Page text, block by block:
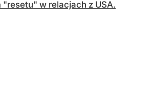
w relacjach z USA.